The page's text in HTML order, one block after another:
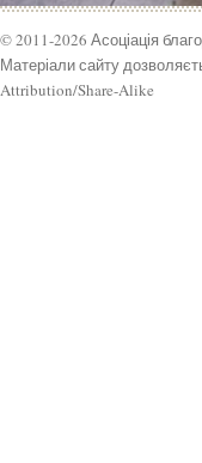
© 2011-2026 Асоціація
Матеріали сайту
Attribution/Share-Alike